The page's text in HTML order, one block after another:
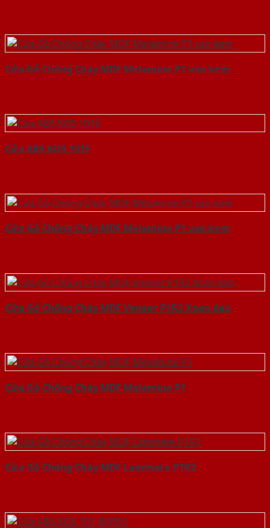
Cửa Gỗ Chống Cháy MDF Melamine P1 van kem
Cửa ABS KOS 101E
Cửa Gỗ Chống Cháy MDF Melamine P1 van kem
Cửa Gỗ Chống Cháy MDF Veneer P1R2 Xoan dao
Cửa Gỗ Chống Cháy MDF Melamine P1
Cửa Gỗ Chống Cháy MDF Laminate P1R2